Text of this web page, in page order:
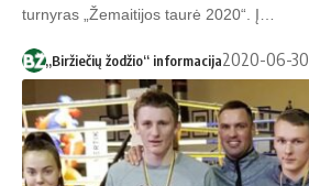
turnyras „Žemaitijos taurė 2020“. Į…
„Biržiečių žodžio“ informacija2020-06-30